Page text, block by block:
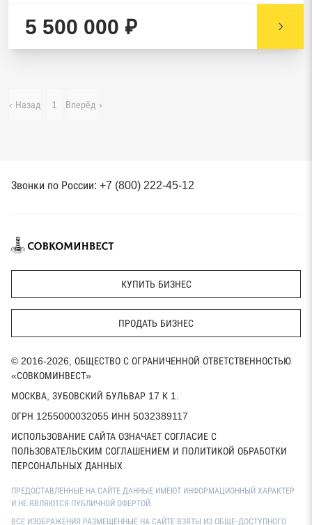
5 500 000 ₽
‹ Назад 1 Вперёд ›
Звонки по России: +7 (800) 222-45-12
КУПИТЬ БИЗНЕС
ПРОДАТЬ БИЗНЕС
© 2016-2026, ОБЩЕСТВО С ОГРАНИЧЕННОЙ ОТВЕТСТВЕННОСТЬЮ
«СОВКОМИНВЕСТ»
МОСКВА, ЗУБОВСКИЙ БУЛЬВАР 17 К 1.
ОГРН 1255000032055 ИНН 5032389117
ИСПОЛЬЗОВАНИЕ САЙТА ОЗНАЧАЕТ СОГЛАСИЕ С
ПОЛЬЗОВАТЕЛЬСКИМ СОГЛАШЕНИЕМ И ПОЛИТИКОЙ ОБРАБОТКИ
ПЕРСОНАЛЬНЫХ ДАННЫХ
ПРЕДОСТАВЛЕННЫЕ НА САЙТЕ ДАННЫЕ ИМЕЮТ ИНФОРМАЦИОННЫЙ ХАРАКТЕР
И НЕ ЯВЛЯЮТСЯ ПУБЛИЧНОЙ ОФЕРТОЙ.
ВСЕ ИЗОБРАЖЕНИЯ РАЗМЕЩЕННЫЕ НА САЙТЕ ВЗЯТЫ ИЗ ОБЩЕ-ДОСТУПНОГО